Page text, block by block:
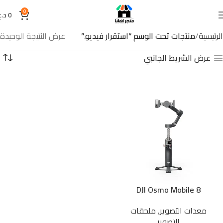
0
0
الرئيسية منتجات تحت الوسم “استقرار فيديو.”
عرض النتيجة الوحيدة
عرض الشريط الجانبي
DJI Osmo Mobile 8
معدات التصوير,ملحقات